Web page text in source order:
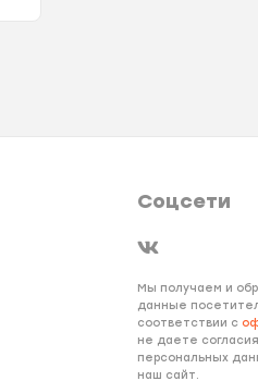
Соцсети
Мы получаем и
данные
соответствии с
не даете
персональных
наш сайт.